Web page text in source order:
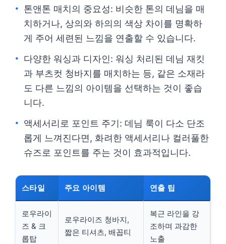
톤앤톤 매치의 중요성: 비슷한 톤의 데님을 매
치하거나, 상의와 하의의 색상 차이를 명확하
게 주어 세련된 느낌을 연출할 수 있습니다.
다양한 워싱과 디자인: 워싱 처리된 데님 재킷
과 부츠컷 청바지를 매치하는 등, 같은 소재라
도 다른 느낌의 아이템을 선택하는 것이 좋습
니다.
액세서리로 포인트 주기: 데님 룩이 다소 단조
롭게 느껴진다면, 화려한 액세서리나 컬러풀한
슈즈로 포인트를 주는 것이 효과적입니다.
스타일 주요 아이템 연출 팁
로우라이
즈 & 크
롭탑
로우라이즈 청바지,
짧은 티셔츠, 배꼽티
복근 라인을 강
조하며 과감한
노출